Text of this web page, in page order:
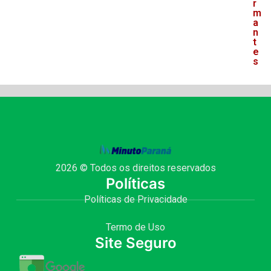
r
m
a
n
t
e
s
2026 © Todos os direitos reservados
Políticas
Políticas de Privacidade
Termo de Uso
Site Seguro